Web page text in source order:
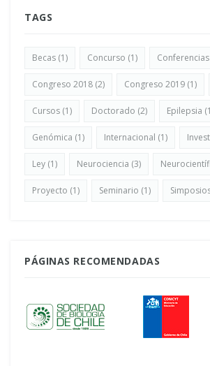
TAGS
Becas (1) Concurso (1) Conferencias
Congreso 2018 (2) Congreso 2019 (1)
Cursos (1) Doctorado (2) Epilepsia
Genómica (1) Internacional (1)
Ley (1) Neurociencia (3)
Proyecto (1) Seminario (1)
PÁGINAS RECOMENDADAS